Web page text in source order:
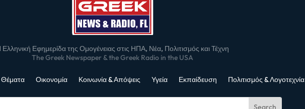
Ελληνική Εφημερίδα της Ομογένειας στις ΗΠΑ, Νέα, Πολιτισμός και Τέχνη
The Greek Newspaper & the Greek Radio in the USA
Θέματα Οικονομία Κοινωνία & Απόψεις Υγεία Εκπαίδευση Πολιτισμός & Λογοτεχνία